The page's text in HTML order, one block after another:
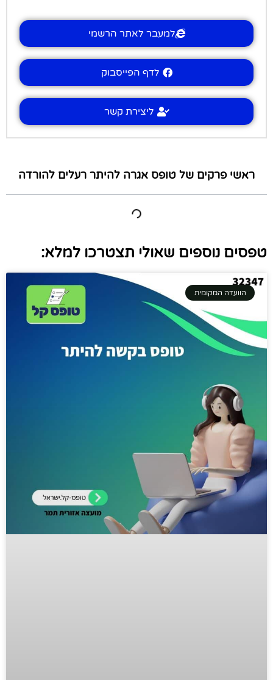
למעבר לאתר הרשמי
לדף הפייסבוק
ליצירת קשר
ראשי פרקים של טופס אגרה להיתר רעלים להורדה
טפסים נוספים שאולי תצטרכו למלא:
הוועדה המקומית